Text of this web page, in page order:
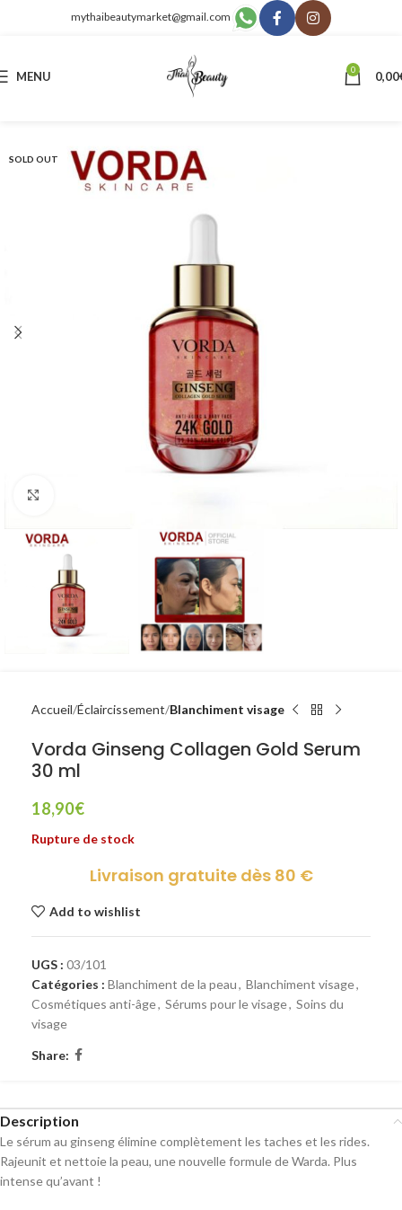
mythaibeautymarket@gmail.com
MENU 0 0,00
SOLD OUT
Accueil Éclaircissement Blanchiment visage
Vorda Ginseng Collagen Gold Serum
30 ml
18,90€
Rupture de stock
Livraison gratuite dès 80 €
Add to wishlist
UGS : 03/101
Catégories : Blanchiment de la peau, Blanchiment visage,
Cosmétiques anti-âge, Sérums pour le visage, Soins du
visage
Share:
Description
Le sérum au ginseng élimine complètement les taches et les rides.
Rajeunit et nettoie la peau, une nouvelle formule de Warda. Plus
intense qu’avant !